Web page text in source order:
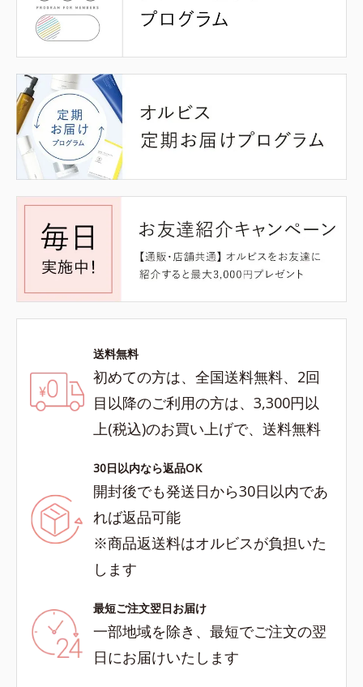
送料無料
初めての方は、全国送料無料、2回
目以降のご利用の方は、3,300円以
上(税込)のお買い上げで、送料無料
30日以内なら返品OK
開封後でも発送日から30日以内であ
れば返品可能
※商品返送料はオルビスが負担いた
します
最短ご注文翌日お届け
一部地域を除き、最短でご注文の翌
日にお届けいたします